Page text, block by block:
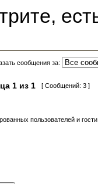
сообщения за:
1 из 1 [ Сообщений: 3 ]
пользователей и